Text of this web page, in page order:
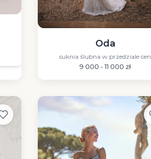
Oda
suknia ślubna w przedziale cen
9 000 - 11 000 zł